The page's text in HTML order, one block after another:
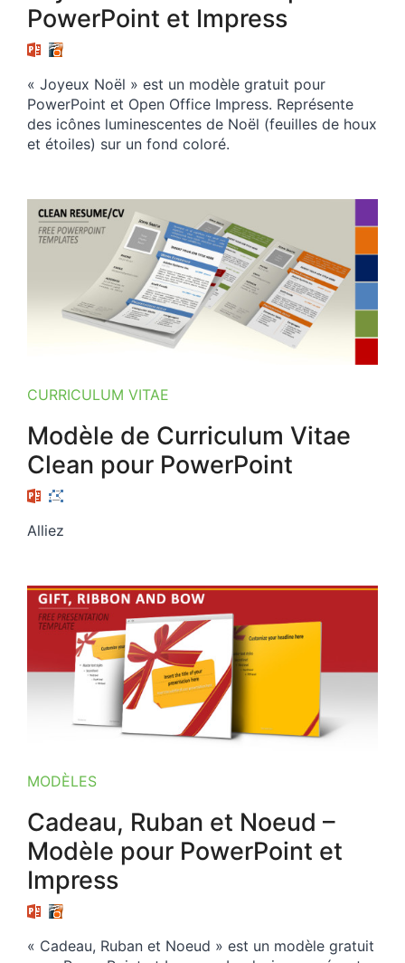
PowerPoint et Impress
« Joyeux Noël » est un modèle gratuit pour
PowerPoint et Open Office Impress. Représente
des icônes luminescentes de Noël (feuilles de houx
et étoiles) sur un fond coloré.
CURRICULUM VITAE
Modèle de Curriculum Vitae
Clean pour PowerPoint
Alliez
MODÈLES
Cadeau, Ruban et Noeud –
Modèle pour PowerPoint et
Impress
« Cadeau, Ruban et Noeud » est un modèle gratuit